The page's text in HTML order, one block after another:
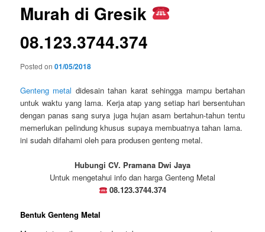
Murah di Gresik
08.123.3744.374
Posted on01/05/2018
Genteng metal didesain tahan karat sehingga mampu bertahan
untuk waktu yang lama. Kerja atap yang setiap hari bersentuhan
dengan panas sang surya juga hujan asam bertahun-tahun tentu
memerlukan pelindung khusus supaya membuatnya tahan lama.
ini sudah difahami oleh para produsen genteng metal.
Hubungi CV. Pramana Dwi Jaya
Untuk mengetahui info dan harga Genteng Metal
08.123.3744.374
Bentuk Genteng Metal